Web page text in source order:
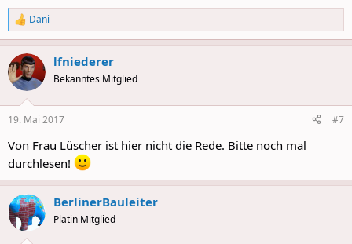
R
e
a
c
t
i
s
Dani
lfniederer
Bekanntes Mitglied
19. Mai 2017 #7
Von Frau Lüscher ist hier nicht die Rede. Bitte noch mal
durchlesen!
BerlinerBauleiter
Platin Mitglied